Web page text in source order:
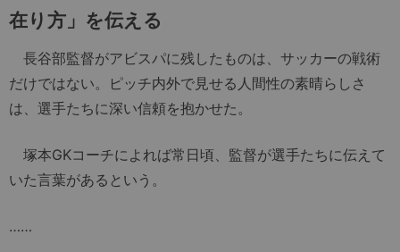
在り方」を伝える
長谷部監督がアビスパに残したものは、サッカーの戦術
だけではない。ピッチ内外で見せる人間性の素晴らしさ
は、選手たちに深い信頼を抱かせた。
塚本GKコーチによれば常日頃、監督が選手たちに伝えて
いた言葉があるという。
……